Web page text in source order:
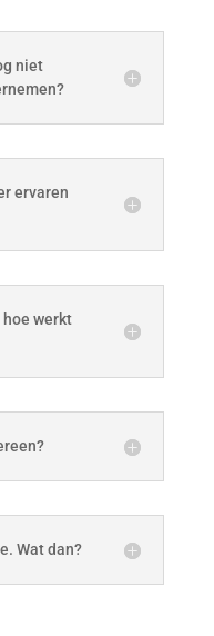
niet
ervaren
werkt
Wat dan?